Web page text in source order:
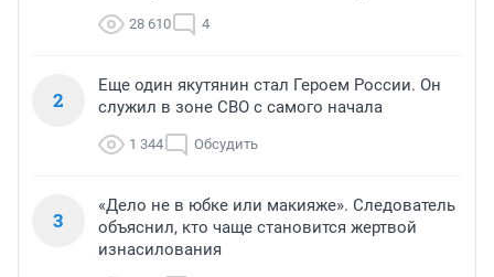
28 610 4
2
Еще один якутянин стал Героем России. Он
служил в зоне СВО с самого начала
1 344 Обсудить
3
«Дело не в юбке или макияже». Следователь
объяснил, кто чаще становится жертвой
изнасилования